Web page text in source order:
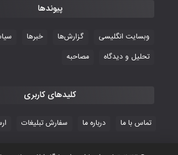
با شکست چین،
۲۶ October ۲۰۲۵
پیوندها
وبسایت انگلیسی گزارش‌ها خبرها
تحلیل و دیدگاه
مصاحبه
کلیدهای کاربری
تماس با ما درباره ما سفارش تبلیغات